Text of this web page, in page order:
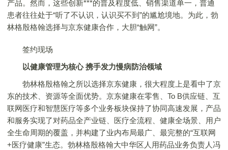
产品。然而，这些创新***的普及程度低、销售渠道单一，普通
患者往往处于“听了不认识，认识买不到”的尴尬境地。为此，勃
林格殷格翰选择与京东健康合作，大胆“触网”。
签约现场
以健康管理为核心 携手发力慢病防治领域
勃林格殷格翰之所以选择京东健康，很大程度上是看中了京
东的技术、资源等全面优势。京东健康在零售、To B供应链、互
联网医疗和智慧医疗等多个业务板块保持了协同高速发展，产品
和服务实现了对药品全产业链、医疗全流程、健康全场景、用户
全生命周期的覆盖，并构建了业内布局最广、最完整的“互联网
+医疗健康”生态。勃林格殷格翰大中华区人用药品业务负责人冯